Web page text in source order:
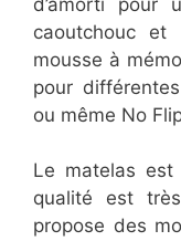
caoutchouc
mousse à
pour
ou même No
Le matelas
qualité est
propose des